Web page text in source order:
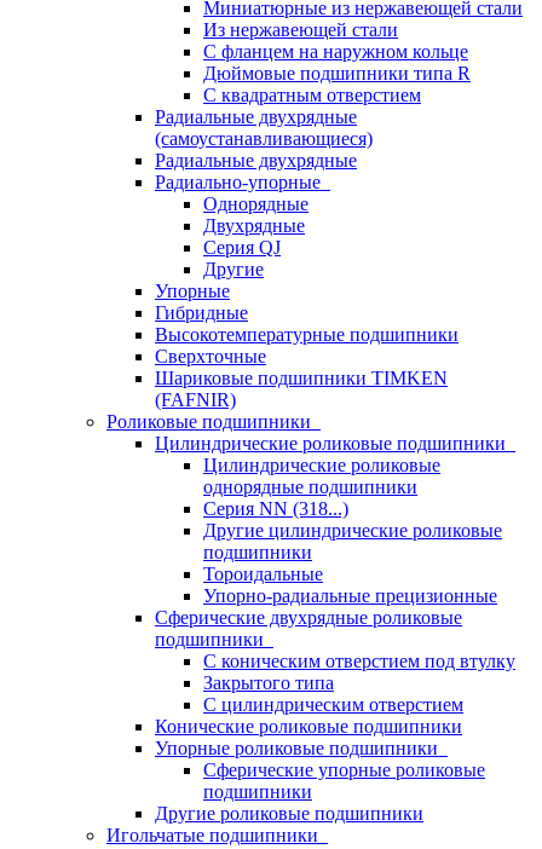
Миниатюрные из нержавеющей стали
Из нержавеющей стали
С фланцем на наружном кольце
Дюймовые подшипники типа R
С квадратным отверстием
Радиальные двухрядные
(самоустанавливающиеся)
Радиальные двухрядные
Радиально-упорные
Однорядные
Двухрядные
Серия QJ
Другие
Упорные
Гибридные
Высокотемпературные подшипники
Сверхточные
Шариковые подшипники TIMKEN
(FAFNIR)
Роликовые подшипники
Цилиндрические роликовые подшипники
Цилиндрические роликовые
однорядные подшипники
Серия NN (318...)
Другие цилиндрические роликовые
подшипники
Тороидальные
Упорно-радиальные прецизионные
Сферические двухрядные роликовые
подшипники
С коническим отверстием под втулку
Закрытого типа
С цилиндрическим отверстием
Конические роликовые подшипники
Упорные роликовые подшипники
Сферические упорные роликовые
подшипники
Другие роликовые подшипники
Игольчатые подшипники